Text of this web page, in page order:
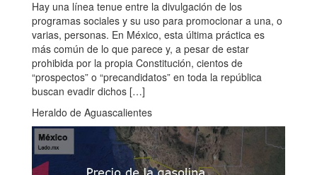
Hay una línea tenue entre la divulgación de los
programas sociales y su uso para promocionar a una, o
varias, personas. En México, esta última práctica es
más común de lo que parece y, a pesar de estar
prohibida por la propia Constitución, cientos de
“prospectos” o “precandidatos” en toda la república
buscan evadir dichos […]
Heraldo de Aguascalientes